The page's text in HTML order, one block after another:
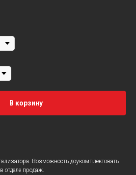
В корзину
Возможность доукомплектовать
отделе продаж.